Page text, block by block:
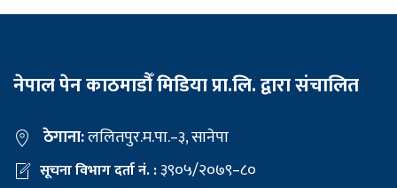
नेपाल पेन काठमाडौँ मिडिया प्रा.लि. द्वारा संचालित
ठेगाना:ललितपुर.म.पा.–३, सानेपा
सूचना विभाग दर्ता नं. :३९०५/२०७९–८०